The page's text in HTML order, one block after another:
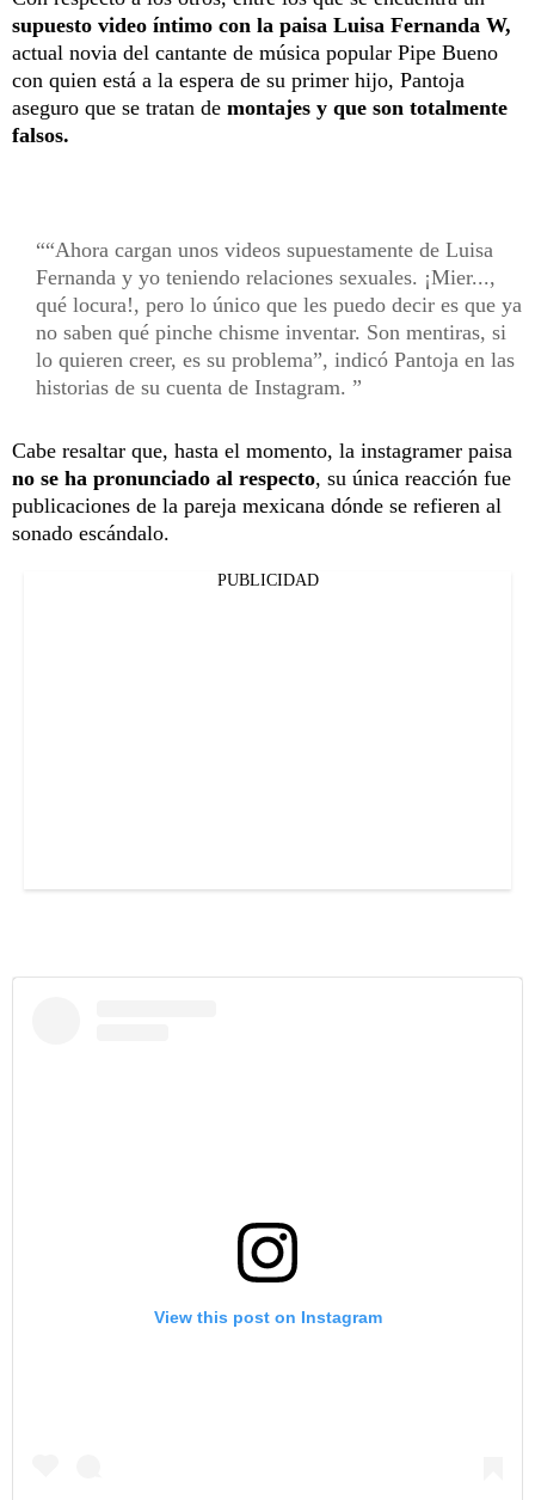
supuesto video íntimo con la paisa Luisa Fernanda W,
actual novia del cantante de música popular Pipe Bueno
con quien está a la espera de su primer hijo, Pantoja
aseguro que se tratan de montajes y que son totalmente
falsos.
“Ahora cargan unos videos supuestamente de Luisa
Fernanda y yo teniendo relaciones sexuales. ¡Mier...,
qué locura!, pero lo único que les puedo decir es que ya
no saben qué pinche chisme inventar. Son mentiras, si
lo quieren creer, es su problema”, indicó Pantoja en las
historias de su cuenta de Instagram.
Cabe resaltar que, hasta el momento, la instagramer paisa
no se ha pronunciado al respecto, su única reacción fue
publicaciones de la pareja mexicana dónde se refieren al
sonado escándalo.
PUBLICIDAD
View this post on Instagram